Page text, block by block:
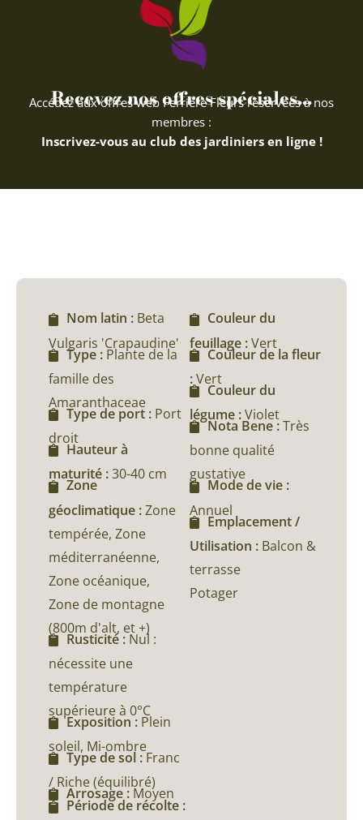
Recevez nos offres spéciales...
Accédez aux offres web Ferriere Fleurs réservées à nos
membres :
Inscrivez-vous au club des jardiniers en ligne !
Nom latin : Beta
Vulgaris 'Crapaudine'
Type : Plante de la
famille des
Amaranthaceae
Type de port : Port
droit
Hauteur à
maturité :30-40 cm
Zone
géoclimatique :Zone
tempérée, Zone
méditerranéenne,
Zone océanique,
Zone de montagne
(800m d'alt, et +)
Rusticité :Nul :
nécessite une
température
supérieure à 0°C
Exposition : Plein
soleil, Mi-ombre
Type de sol : Franc
/ Riche (équilibré)
Arrosage : Moyen
Période de récolte :
Couleur du
feuillage :Vert
Couleur de la fleur
:Vert
Couleur du
légume :Violet
Nota Bene :Très
bonne qualité
gustative
Mode de vie :
Annuel
Emplacement /
Utilisation : Balcon &
terrasse
Potager